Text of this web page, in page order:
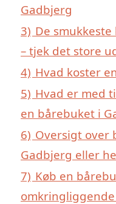
Gadbjerg
3) De
– tjek det store
4) Hvad koster
5) Hvad er med
en bårebuket i
6) Oversigt over
Gadbjerg eller
7) Køb en